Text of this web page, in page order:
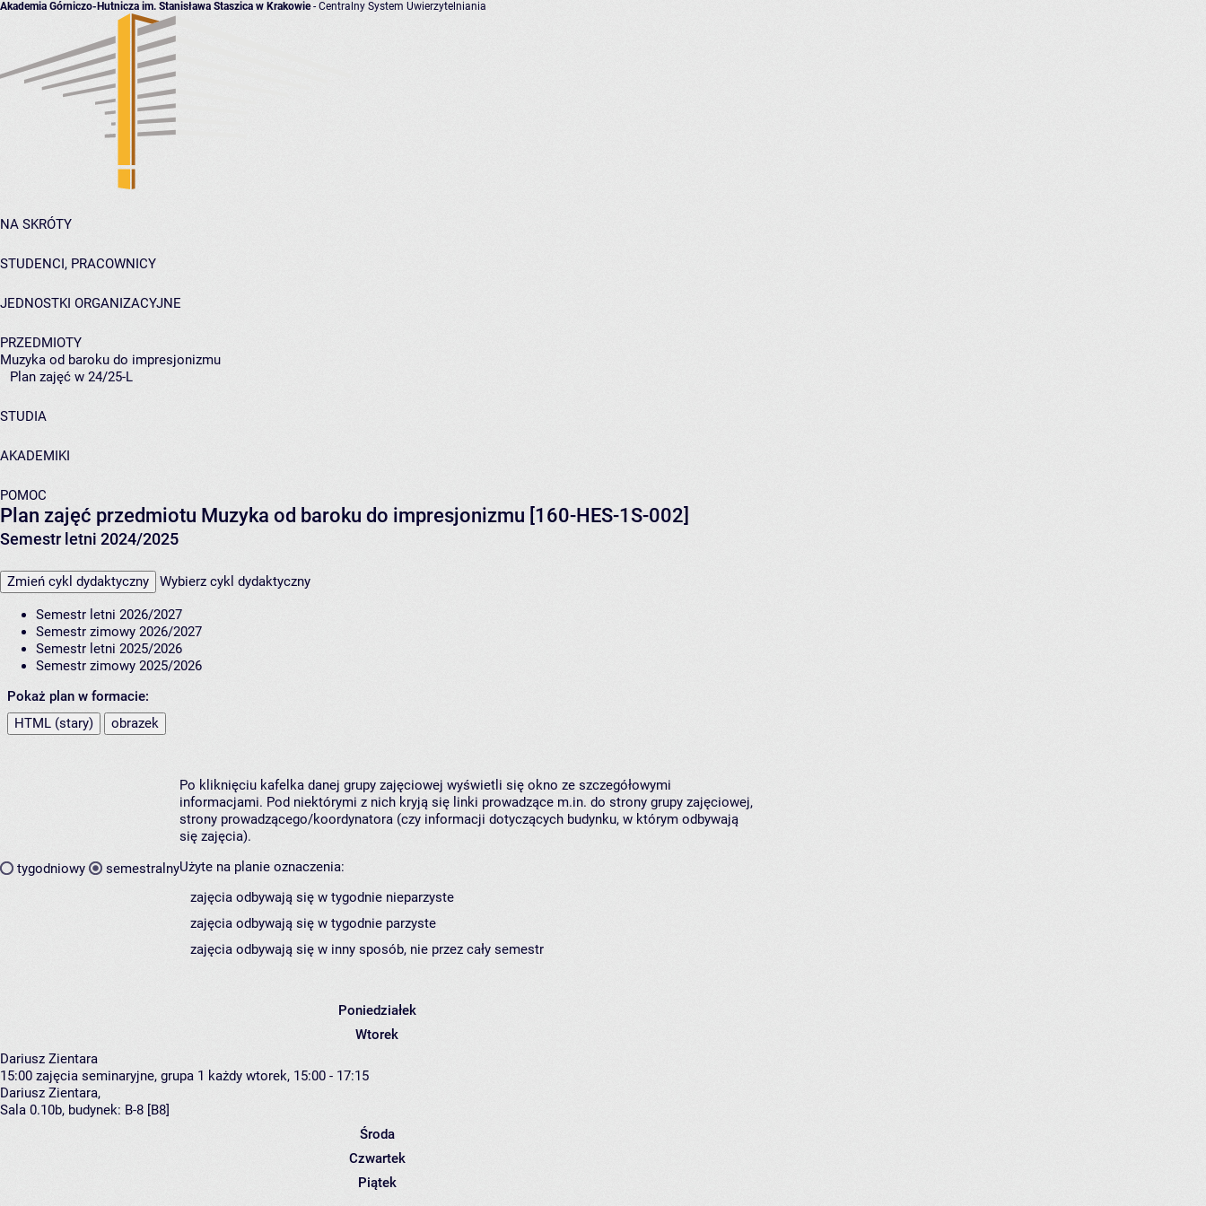
Akademia Górniczo-Hutnicza im. Stanisława Staszica w Krakowie- Centralny System Uwierzytelniania
NA SKRÓTY
STUDENCI, PRACOWNICY
JEDNOSTKI ORGANIZACYJNE
PRZEDMIOTY
Muzyka od baroku do impresjonizmu
Plan zajęć w 24/25-L
STUDIA
AKADEMIKI
POMOC
Plan zajęć przedmiotu Muzyka od baroku do impresjonizmu [160-HES-1S-002]
Semestr letni 2024/2025
Zmień cykl dydaktyczny Wybierz cykl dydaktyczny
Semestr letni 2026/2027
Semestr zimowy 2026/2027
Semestr letni 2025/2026
Semestr zimowy 2025/2026
Pokaż plan w formacie:
HTML (stary)
obrazek
tygodniowy semestralny
Po kliknięciu kafelka danej grupy zajęciowej wyświetli się okno ze szczegółowymi
informacjami. Pod niektórymi z nich kryją się linki prowadzące m.in. do strony grupy zajęciowej,
strony prowadzącego/koordynatora (czy informacji dotyczących budynku, w którym odbywają
się zajęcia).
Użyte na planie oznaczenia:
zajęcia odbywają się w tygodnie nieparzyste
zajęcia odbywają się w tygodnie parzyste
zajęcia odbywają się w inny sposób, nie przez cały semestr
Poniedziałek
Wtorek
Dariusz Zientara
15:00 zajęcia seminaryjne, grupa 1 każdy wtorek, 15:00 - 17:15
Dariusz Zientara,
Sala 0.10b, budynek: B-8 [B8]
Środa
Czwartek
Piątek